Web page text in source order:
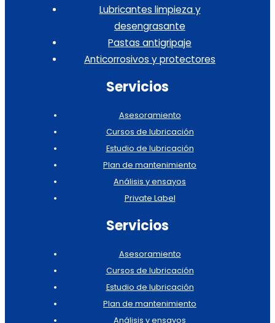
Lubricantes limpieza y
desengrasante
Pastas antigripaje
Anticorrosivos y protectores
Servicios
Asesoramiento
Cursos de lubricación
Estudio de lubricación
Plan de mantenimiento
Análisis y ensayos
Private Label
Servicios
Asesoramiento
Cursos de lubricación
Estudio de lubricación
Plan de mantenimiento
Análisis y ensayos